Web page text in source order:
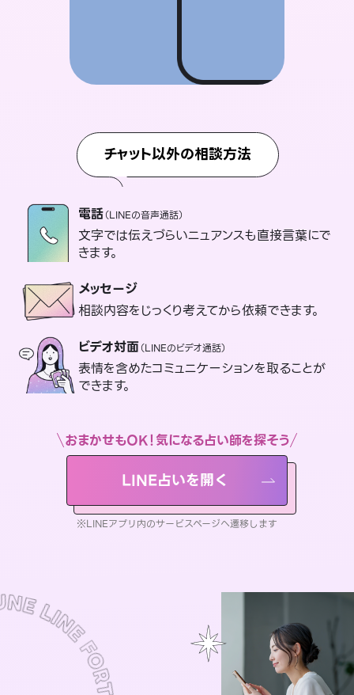
チャット以外の相談方法
電話（LINEの音声通話）
文字では伝えづらいニュアンスも直接言葉にで
きます。
メッセージ
相談内容をじっくり考えてから依頼できます。
ビデオ対面（LINEのビデオ通話）
表情を含めたコミュニケーションを取ることが
できます。
おまかせもOK！気になる占い師を探そう
LINE占いを開く
※LINEアプリ内のサービスページへ遷移します